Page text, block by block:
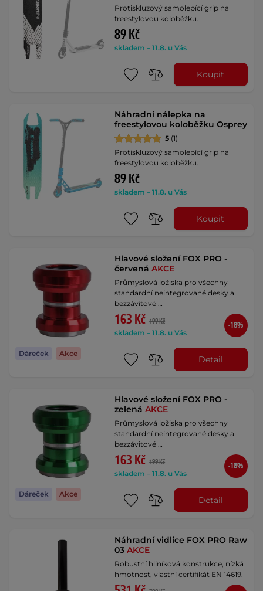
Protiskluzový samolepící grip na
freestylovou koloběžku.
89 Kč
skladem – 11.8. u Vás
Koupit
Náhradní nálepka na
freestylovou koloběžku Osprey
5 (1)
Protiskluzový samolepící grip na
freestylovou koloběžku.
89 Kč
skladem – 11.8. u Vás
Koupit
Dáreček Akce
Hlavové složení FOX PRO -
červenáAKCE
Průmyslová ložiska pro všechny
standardní neintegrované desky a
bezzávitové …
163 Kč 199 Kč
skladem – 11.8. u Vás
-18%
Detail
Dáreček Akce
Hlavové složení FOX PRO -
zelenáAKCE
Průmyslová ložiska pro všechny
standardní neintegrované desky a
bezzávitové …
163 Kč 199 Kč
skladem – 11.8. u Vás
-18%
Detail
Náhradní vidlice FOX PRO Raw
03AKCE
Robustní hliníková konstrukce, nízká
hmotnost, vlastní certifikát EN 14619.